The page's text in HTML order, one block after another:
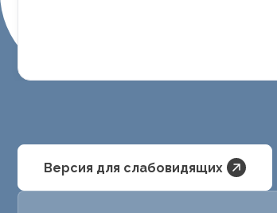
Версия для слабовидящих